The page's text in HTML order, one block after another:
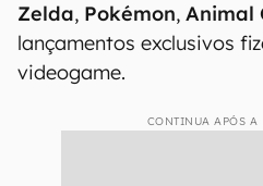
Zelda, Pokémon, Animal
lançamentos exclusivos
videogame.
CONTINUA APÓS A